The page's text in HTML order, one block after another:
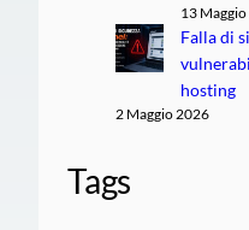
13
Falla di
hosting
2 Maggio 2026
Tags